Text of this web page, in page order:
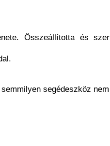
Összeállította és
segédeszköz nem